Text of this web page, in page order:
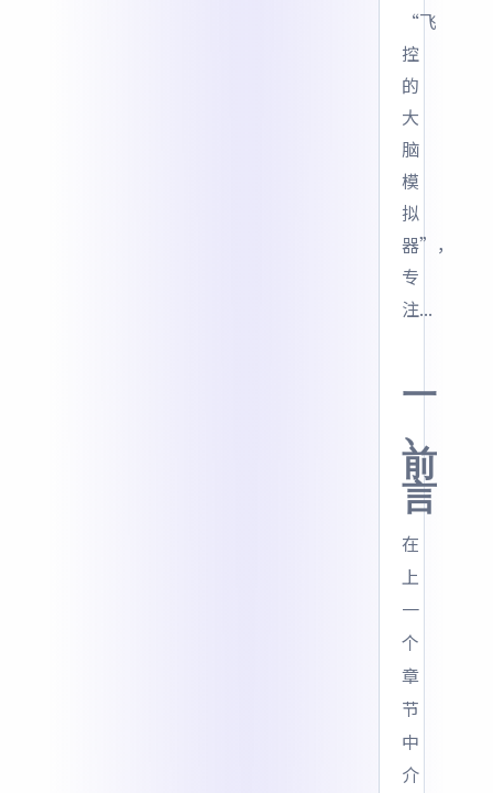
“飞
控
的
大
脑
模
拟
器”，
专
注...
一
、
前
言
在
上
一
个
章
节
中
介